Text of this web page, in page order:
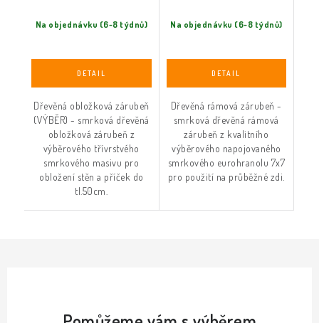
Na objednávku (6-8 týdnů)
Dřevěná obložková zárubeň
(VÝBĚR) - smrková dřevěná
obložková zárubeň z
výběrového třívrstvého
smrkového masivu pro
obložení stěn a příček do
tl.50cm.
Na objednávku (6-8 týdnů)
Dřevěná rámová zárubeň -
smrková dřevěná rámová
zárubeň z kvalitního
výběrového napojovaného
smrkového eurohranolu 7x7
pro použití na průběžné zdi.